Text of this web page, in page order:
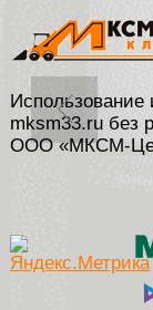
mksm33.ru без
ООО «МКСМ-